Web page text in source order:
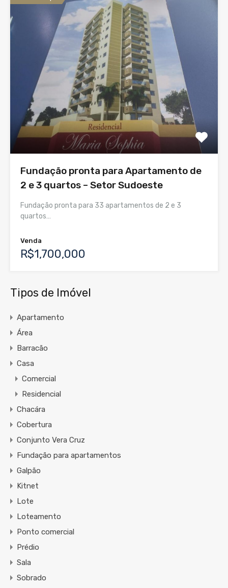
Fundação pronta para Apartamento de
2 e 3 quartos – Setor Sudoeste
Fundação pronta para 33 apartamentos de 2 e 3
quartos…
Venda
R$1,700,000
Tipos de Imóvel
Apartamento
Área
Barracão
Casa
Comercial
Residencial
Chacára
Cobertura
Conjunto Vera Cruz
Fundação para apartamentos
Galpão
Kitnet
Lote
Loteamento
Ponto comercial
Prédio
Sala
Sobrado